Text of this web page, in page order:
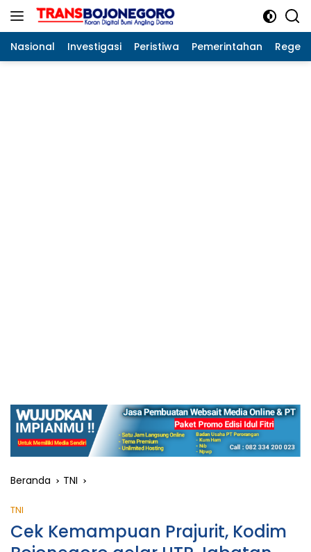
Langsung
Nasional Investigasi Peristiwa Pemerintahan
Beranda TNI
TNI
Cek Kemampuan Prajurit, Kodim